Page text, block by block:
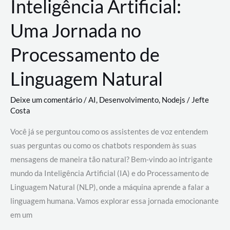
Inteligência Artificial:
Uma Jornada no
Processamento de
Linguagem Natural
Deixe um comentário/AI, Desenvolvimento, Nodejs / Jefte
Costa
Você já se perguntou como os assistentes de voz entendem
suas perguntas ou como os chatbots respondem às suas
mensagens de maneira tão natural? Bem-vindo ao intrigante
mundo da Inteligência Artificial (IA) e do Processamento de
Linguagem Natural (NLP), onde a máquina aprende a falar a
linguagem humana. Vamos explorar essa jornada emocionante
em um